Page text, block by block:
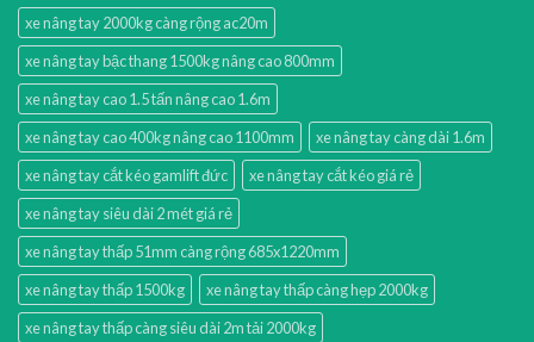
xe nâng tay 2000kg càng rộng ac20m
xe nâng tay bậc thang 1500kg nâng cao 800mm
xe nâng tay cao 1.5 tấn nâng cao 1.6m
xe nâng tay cao 400kg nâng cao 1100mm
xe nâng tay càng dài 1.6m
xe nâng tay cắt kéo gamlift đức
xe nâng tay cắt kéo giá rẻ
xe nâng tay siêu dài 2 mét giá rẻ
xe nâng tay thấp 51mm càng rộng 685x1220mm
xe nâng tay thấp 1500kg
xe nâng tay thấp càng hẹp 2000kg
xe nâng tay thấp càng siêu dài 2m tải 2000kg